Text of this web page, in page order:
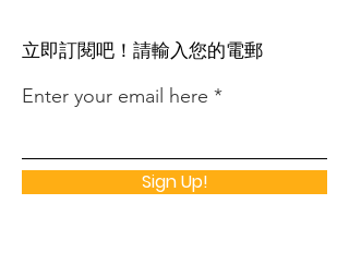
​立即訂閱吧！請輸入您的電郵
Enter your email here
Sign Up!